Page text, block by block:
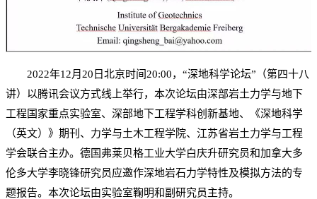
2022年12月20日北京时间20:00，“深地科学论坛”（第四十八
讲）以腾讯会议方式线上举行，本次论坛由深部岩土力学与地下
工程国家重点实验室、深部地下工程学科创新基地、《深地科学
（英文）》期刊、力学与土木工程学院、江苏省岩土力学与工程
学会联合主办。德国弗莱贝格工业大学白庆升研究员和加拿大多
伦多大学李晓锋研究员应邀作深地岩石力学特性及模拟方法的专
题报告。本次论坛由实验室鞠明和副研究员主持。